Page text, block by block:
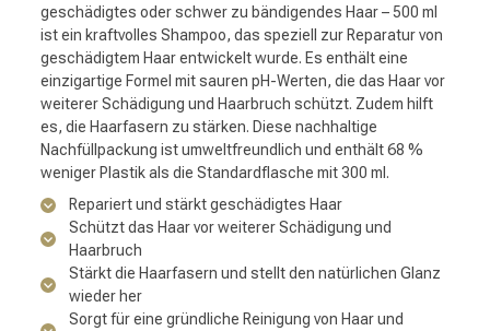
geschädigtes oder schwer zu bändigendes Haar – 500 ml
ist ein kraftvolles Shampoo, das speziell zur Reparatur von
geschädigtem Haar entwickelt wurde. Es enthält eine
einzigartige Formel mit sauren pH-Werten, die das Haar vor
weiterer Schädigung und Haarbruch schützt. Zudem hilft
es, die Haarfasern zu stärken. Diese nachhaltige
Nachfüllpackung ist umweltfreundlich und enthält 68 %
weniger Plastik als die Standardflasche mit 300 ml.
Repariert und stärkt geschädigtes Haar
Schützt das Haar vor weiterer Schädigung und
Haarbruch
Stärkt die Haarfasern und stellt den natürlichen Glanz
wieder her
Sorgt für eine gründliche Reinigung von Haar und